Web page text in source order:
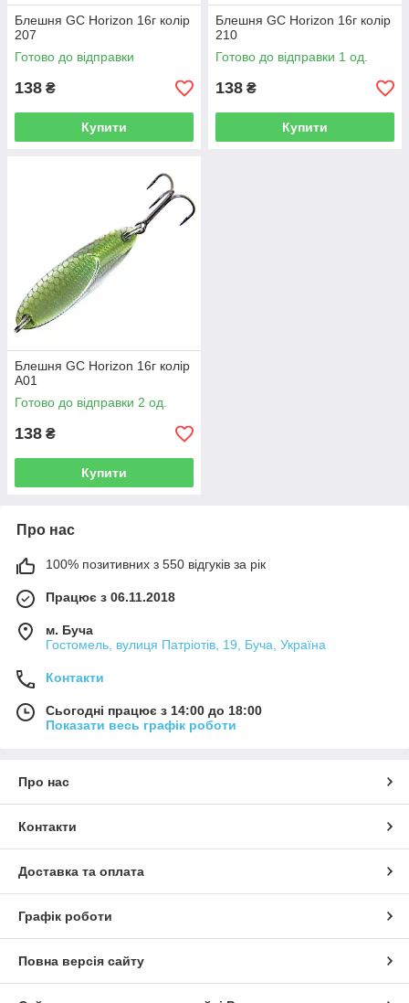
Блешня GC Horizon 16г колір
207
Готово до відправки
138 ₴
Купити
Блешня GC Horizon 16г колір
210
Готово до відправки 1 од.
138 ₴
Купити
Блешня GC Horizon 16г колір
A01
Готово до відправки 2 од.
138 ₴
Купити
Про нас
100% позитивних з 550 відгуків за рік
Працює з 06.11.2018
м. Буча
Гостомель, вулиця Патріотів, 19, Буча, Україна
Контакти
Сьогодні працює з 14:00 до 18:00
Показати весь графік роботи
Про нас
Контакти
Доставка та оплата
Графік роботи
Повна версія сайту